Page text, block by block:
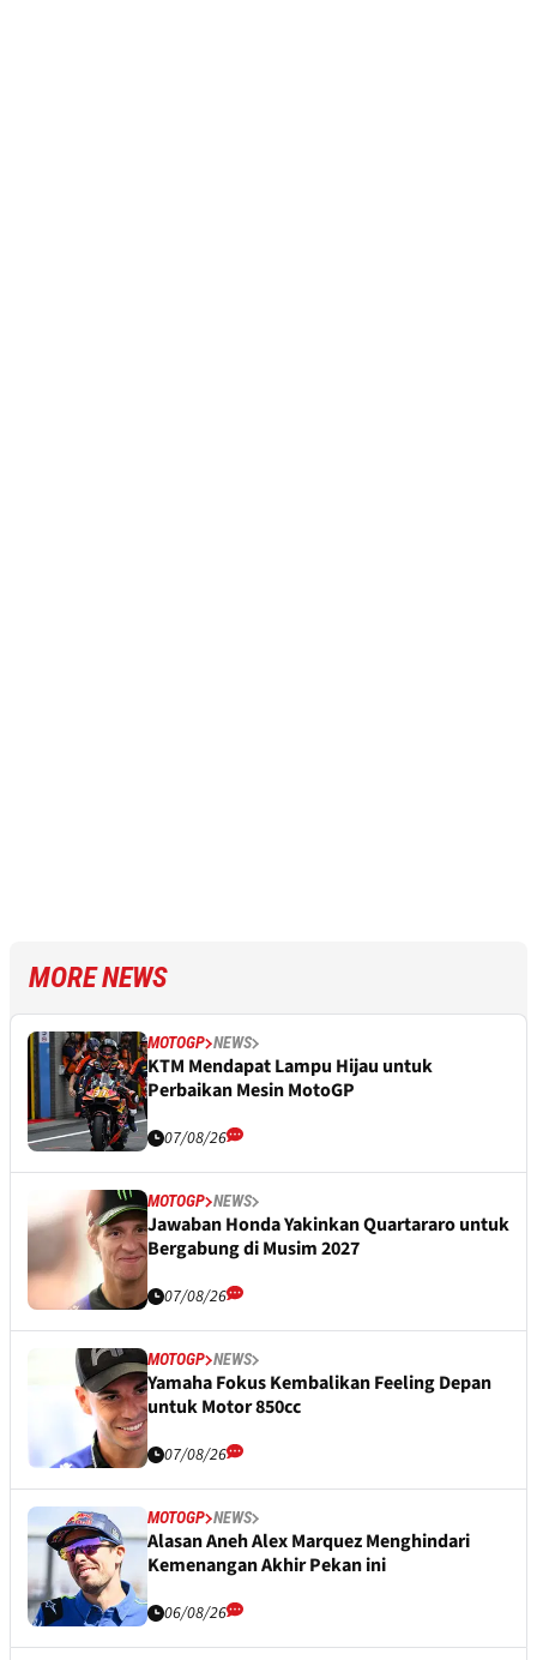
MORE NEWS
MOTOGP NEWS
KTM Mendapat Lampu Hijau untuk
Perbaikan Mesin MotoGP
07/08/26
MOTOGP NEWS
Jawaban Honda Yakinkan Quartararo untuk
Bergabung di Musim 2027
07/08/26
MOTOGP NEWS
Yamaha Fokus Kembalikan Feeling Depan
untuk Motor 850cc
07/08/26
MOTOGP NEWS
Alasan Aneh Alex Marquez Menghindari
Kemenangan Akhir Pekan ini
06/08/26